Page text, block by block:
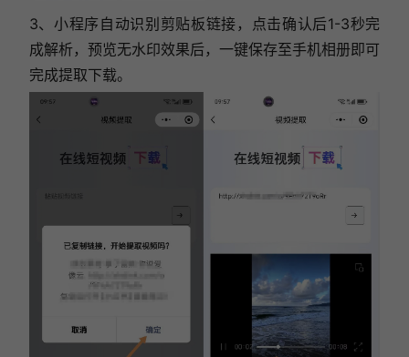
3、小程序自动识别剪贴板链接，点击确认后1-3秒完
成解析，预览无水印效果后，一键保存至手机相册即可
完成提取下载。